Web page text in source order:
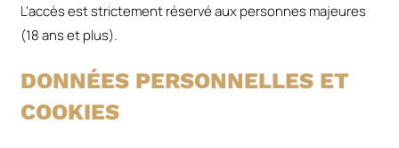
L’accès est strictement réservé aux personnes majeures
(18 ans et plus).
DONNÉES PERSONNELLES ET
COOKIES